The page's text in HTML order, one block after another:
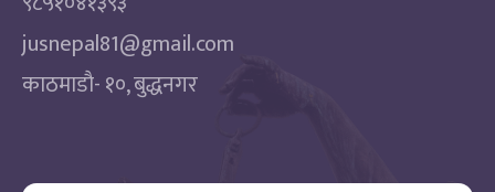
jusnepal81@gmail.com
काठमाडाै‌- १०, बुद्धनगर